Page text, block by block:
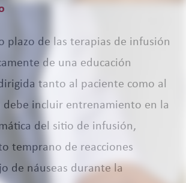
plazo de las terapias de infusión
de una educación
tanto al paciente como al
debe incluir entrenamiento en la
del sitio de infusión,
temprano de reacciones
de náuseas durante la